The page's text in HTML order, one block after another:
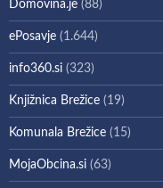
Domovina.je (88)
ePosavje (1.644)
info360.si (323)
Knjižnica Brežice (19)
Komunala Brežice (15)
MojaObcina.si (63)